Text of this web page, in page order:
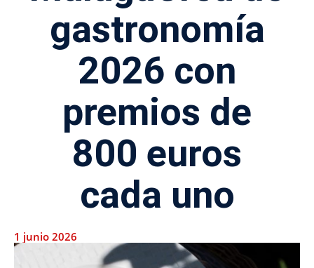
gastronomía
2026 con
premios de
800 euros
cada uno
1 junio 2026